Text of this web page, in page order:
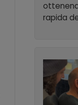
rapida